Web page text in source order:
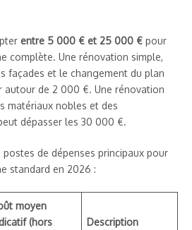
entre 5 000 € et 25 000 € pour
complète. Une rénovation simple,
façades et le changement du plan
autour de 2 000 €. Une rénovation
matériaux nobles et des
dépasser les 30 000 €.
de dépenses principaux pour
standard en 2026 :
moyen
(hors
Description